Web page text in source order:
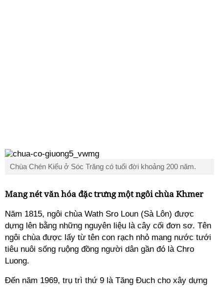
Chùa Chén Kiểu ở Sóc Trăng có tuổi đời khoảng 200 năm.
Mang nét văn hóa đặc trưng một ngôi chùa Khmer
Năm 1815, ngôi chùa Wath Sro Loun (Sà Lôn) được
dựng lên bằng những nguyên liệu là cây cối đơn sơ. Tên
ngôi chùa được lấy từ tên con rạch nhỏ mang nước tưới
tiêu nuôi sống ruộng đồng người dân gần đó là Chro
Luong.
Đến năm 1969, trụ trì thứ 9 là Tăng Đuch cho xây dựng